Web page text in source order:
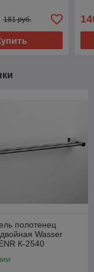
181 руб.
полотенец
Wasser
К-2540